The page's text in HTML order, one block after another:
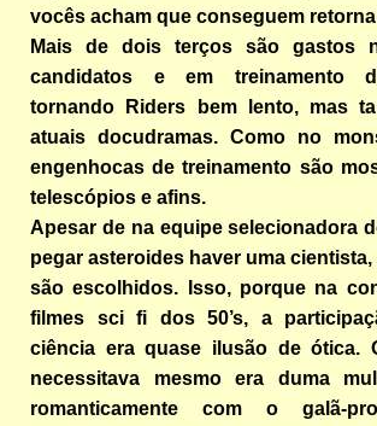
vocês acham que conseguem
Mais de dois terços são gastos
candidatos e em treinamento
tornando Riders bem lento, mas
atuais docudramas. Como no
engenhocas de treinamento são
telescópios e afins.
Apesar de na equipe selecionadora
pegar asteroides haver uma
são escolhidos. Isso, porque na
filmes sci fi dos 50’s, a
ciência era quase ilusão de ótica.
necessitava mesmo era duma
romanticamente com o galã-